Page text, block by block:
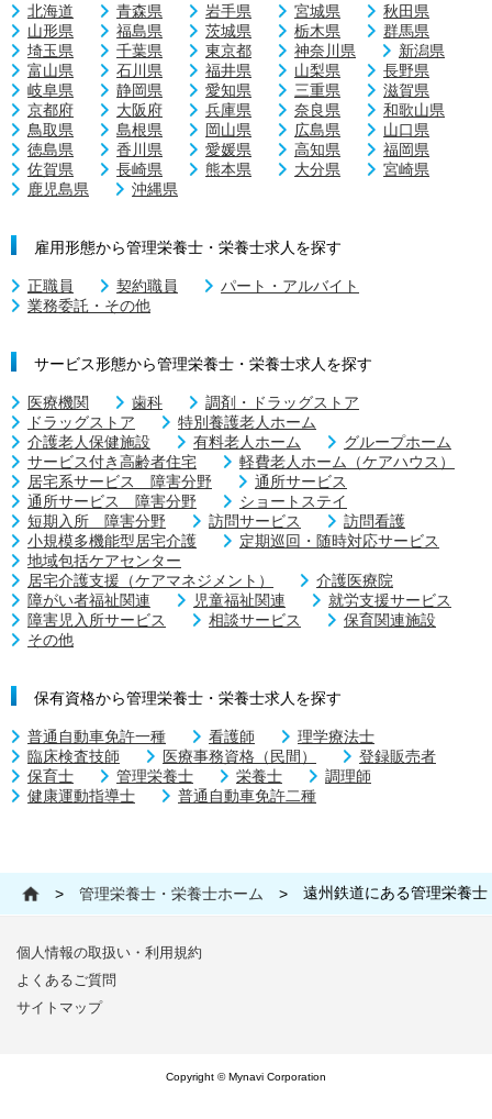
北海道 青森県 岩手県 宮城県
秋田県
山形県
福島県 茨城県 栃木県
群馬県
埼玉県
千葉県 東京都 神奈川県
新潟県
富山県
石川県 福井県 山梨県
長野県
岐阜県
静岡県 愛知県 三重県
滋賀県
京都府
大阪府 兵庫県 奈良県
和歌山県
鳥取県
島根県 岡山県 広島県
山口県
徳島県
香川県 愛媛県 高知県
福岡県
佐賀県
長崎県 熊本県 大分県
宮崎県
鹿児島県
沖縄県
雇用形態から管理栄養士・栄養士求人を探す
正職員 契約職員
パート・アルバイト
業務委託・その他
サービス形態から管理栄養士・栄養士求人を探す
医療機関 歯科
調剤・ドラッグストア
ドラッグストア
特別養護老人ホーム
介護老人保健施設
有料老人ホーム
グループホーム
サービス付き高齢者住宅
軽費老人ホーム（ケアハウス）
居宅系サービス 障害分野
通所サービス
通所サービス 障害分野
ショートステイ
短期入所 障害分野
訪問サービス
訪問看護
小規模多機能型居宅介護
定期巡回・随時対応サービス
地域包括ケアセンター
居宅介護支援（ケアマネジメント）
介護医療院
障がい者福祉関連
児童福祉関連
就労支援サービス
障害児入所サービス
相談サービス
保育関連施設
その他
保有資格から管理栄養士・栄養士求人を探す
普通自動車免許一種 看護師
理学療法士
臨床検査技師
医療事務資格（民間）
登録販売者
保育士
管理栄養士 栄養士
調理師
健康運動指導士
普通自動車免許二種
> 管理栄養士・栄養士ホーム > 遠州鉄道にある管理栄養
個人情報の取扱い・利用規約
よくあるご質問
サイトマップ
Copyright © Mynavi Corporation